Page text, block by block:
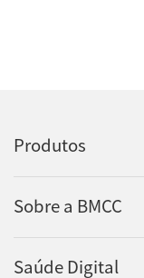
Produtos
Sobre a BMCC
Saúde Digital